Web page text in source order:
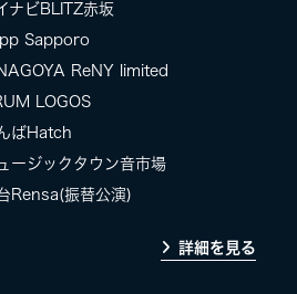
ナビBLITZ赤坂
Sapporo
ReNY limited
LOGOS
ばHatch
ージックタウン音市場
Rensa(振替公演)
詳細を見る